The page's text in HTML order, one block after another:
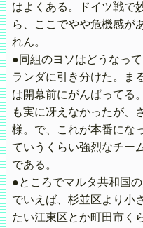
はよくある。ドイツ戦で
ら、ここでやや危機感が
れん。
●同組のヨソはどうなっ
ランダに引き分けた。ま
は開幕前にがんばってる
も実に冴えなかったが、
様。で、これが本番にな
ていうくらい強烈なチー
である。
●ところでマルタ共和国
でいえば、杉並区より小
たい江東区とか町田市く